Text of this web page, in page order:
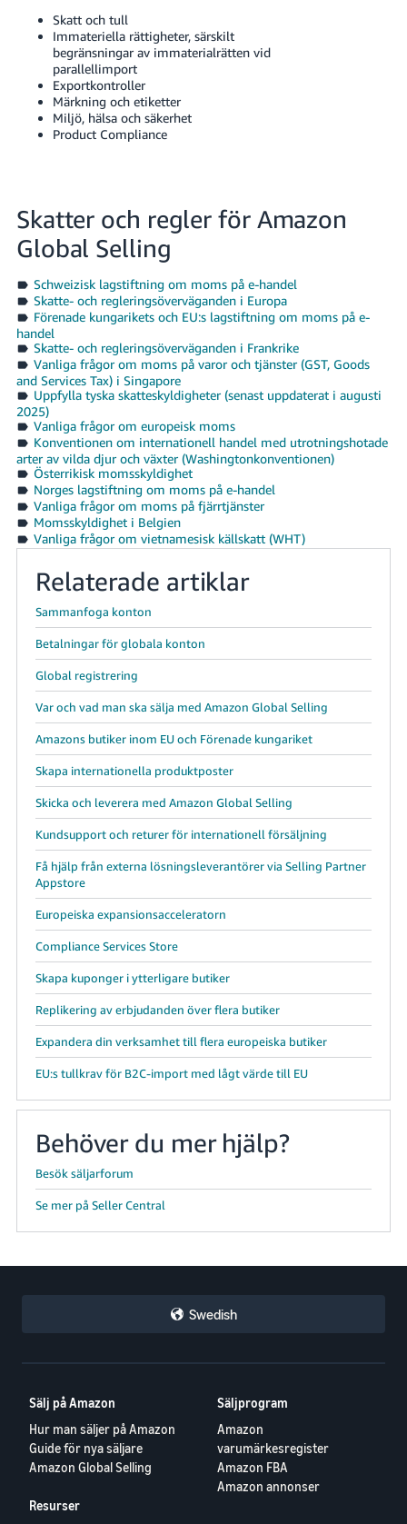
Skatt och tull
Immateriella rättigheter, särskilt
begränsningar av immaterialrätten vid
parallellimport
Exportkontroller
Märkning och etiketter
Miljö, hälsa och säkerhet
Product Compliance
Skatter och regler för Amazon
Global Selling
Schweizisk lagstiftning om moms på e-handel
Skatte- och regleringsöverväganden i Europa
Förenade kungarikets och EU:s lagstiftning om moms på e-
handel
Skatte- och regleringsöverväganden i Frankrike
Vanliga frågor om moms på varor och tjänster (GST, Goods
and Services Tax) i Singapore
Uppfylla tyska skatteskyldigheter (senast uppdaterat i augusti
2025)
Vanliga frågor om europeisk moms
Konventionen om internationell handel med utrotningshotade
arter av vilda djur och växter (Washingtonkonventionen)
Österrikisk momsskyldighet
Norges lagstiftning om moms på e-handel
Vanliga frågor om moms på fjärrtjänster
Momsskyldighet i Belgien
Vanliga frågor om vietnamesisk källskatt (WHT)
Relaterade artiklar
Sammanfoga konton
Betalningar för globala konton
Global registrering
Var och vad man ska sälja med Amazon Global Selling
Amazons butiker inom EU och Förenade kungariket
Skapa internationella produktposter
Skicka och leverera med Amazon Global Selling
Kundsupport och returer för internationell försäljning
Få hjälp från externa lösningsleverantörer via Selling Partner
Appstore
Europeiska expansionsacceleratorn
Compliance Services Store
Skapa kuponger i ytterligare butiker
Replikering av erbjudanden över flera butiker
Expandera din verksamhet till flera europeiska butiker
EU:s tullkrav för B2C-import med lågt värde till EU
Behöver du mer hjälp?
Besök säljarforum
Se mer på Seller Central
Swedish
Sälj på Amazon
Hur man säljer på Amazon
Guide för nya säljare
Amazon Global Selling
Säljprogram
Amazon
varumärkesregister
Amazon FBA
Amazon annonser
Resurser